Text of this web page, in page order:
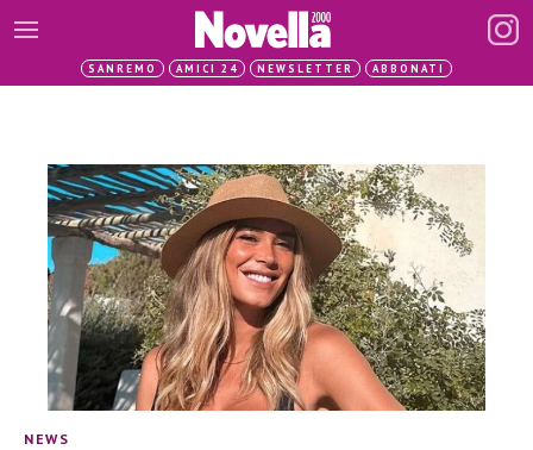
SANREMO AMICI 24 NEWSLETTER ABBONATI
NEWS